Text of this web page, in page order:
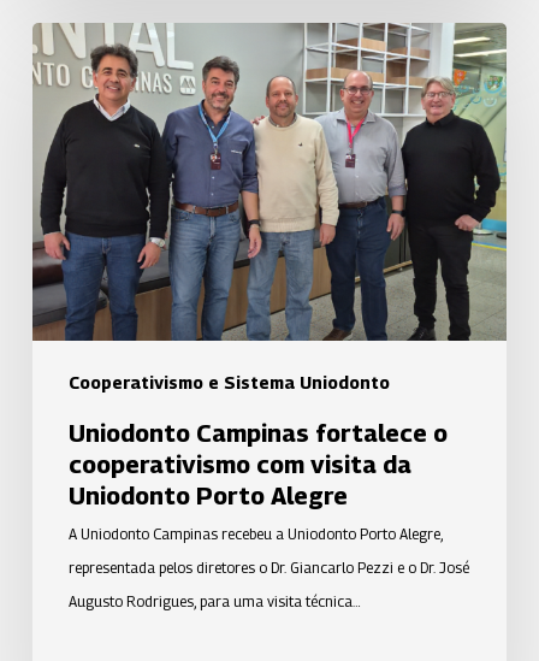
Cooperativismo e Sistema Uniodonto
Uniodonto
Campinas
fortalece
cooperativismo
com
visita
da
Uniodonto
Porto
Alegre
Uniodonto Campinas fortalece o
cooperativismo com visita da
Uniodonto Porto Alegre
A Uniodonto Campinas recebeu a Uniodonto Porto Alegre,
representada pelos diretores o Dr. Giancarlo Pezzi e o Dr. José
Augusto Rodrigues, para uma visita técnica…